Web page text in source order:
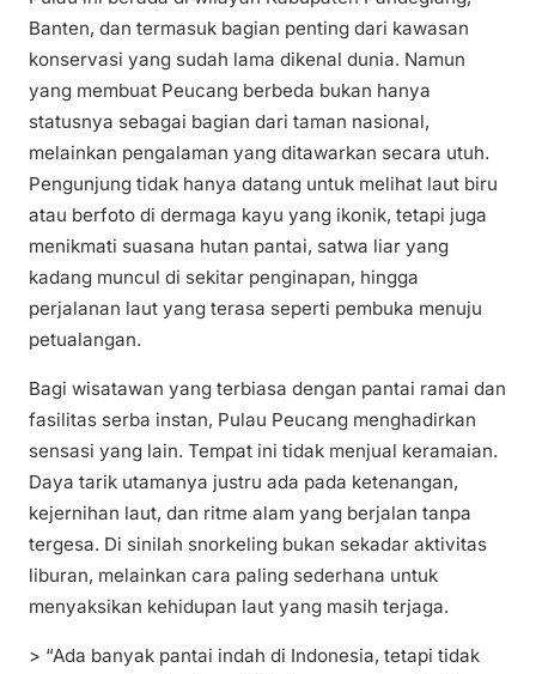
Banten, dan termasuk bagian penting dari kawasan
konservasi yang sudah lama dikenal dunia. Namun
yang membuat Peucang berbeda bukan hanya
statusnya sebagai bagian dari taman nasional,
melainkan pengalaman yang ditawarkan secara utuh.
Pengunjung tidak hanya datang untuk melihat laut biru
atau berfoto di dermaga kayu yang ikonik, tetapi juga
menikmati suasana hutan pantai, satwa liar yang
kadang muncul di sekitar penginapan, hingga
perjalanan laut yang terasa seperti pembuka menuju
petualangan.
Bagi wisatawan yang terbiasa dengan pantai ramai dan
fasilitas serba instan, Pulau Peucang menghadirkan
sensasi yang lain. Tempat ini tidak menjual keramaian.
Daya tarik utamanya justru ada pada ketenangan,
kejernihan laut, dan ritme alam yang berjalan tanpa
tergesa. Di sinilah snorkeling bukan sekadar aktivitas
liburan, melainkan cara paling sederhana untuk
menyaksikan kehidupan laut yang masih terjaga.
> “Ada banyak pantai indah di Indonesia, tetapi tidak